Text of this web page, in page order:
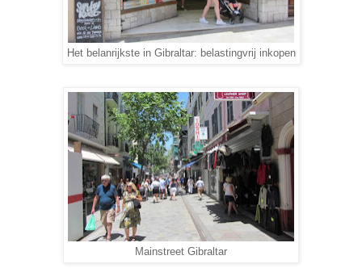
Het belanrijkste in Gibraltar: belastingvrij inkopen
Mainstreet Gibraltar